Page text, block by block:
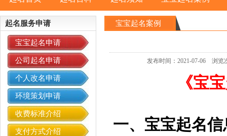
起名服务申请
宝宝起名申请
公司起名申请
个人改名申请
环境策划申请
收费标准介绍
支付方式介绍
宝宝起名案例
发布时间：2021-07-06 浏览
《宝
一、宝宝起名信